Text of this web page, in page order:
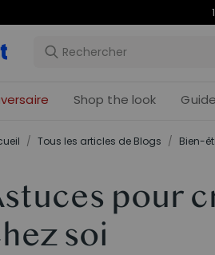
Offres
Shop the look
/ Tous les articles de Blogs / Bien-
pour
soi